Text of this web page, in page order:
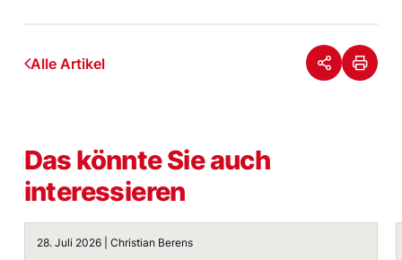
Alle Artikel
Das könnte Sie auch
interessieren
X-Odus? Halb Deutschland verstummt auf X
28. Juli 2026 | Christian Berens